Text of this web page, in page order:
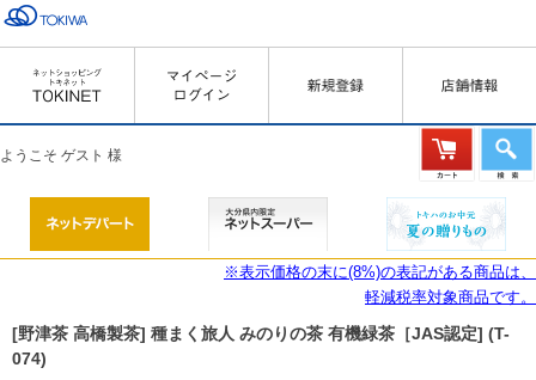
ようこそ ゲスト 様
※表示価格の末に(8%)の表記がある商品は、
軽減税率対象商品です。
[野津茶 高橋製茶] 種まく旅人 みのりの茶 有機緑茶［JAS認定] (T-
074)